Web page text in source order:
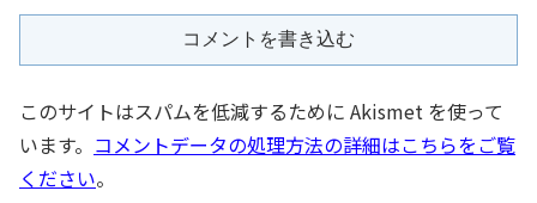
コメントを書き込む
このサイトはスパムを低減するために Akismet を使って
います。 コメントデータの処理方法の詳細はこちらをご覧
ください。